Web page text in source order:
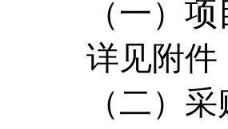
（一）
详见附件
（二）